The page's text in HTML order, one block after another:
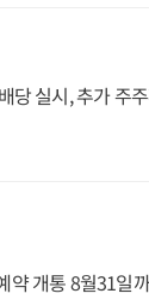
당 실시, 추가 주
약 개통 8월31일